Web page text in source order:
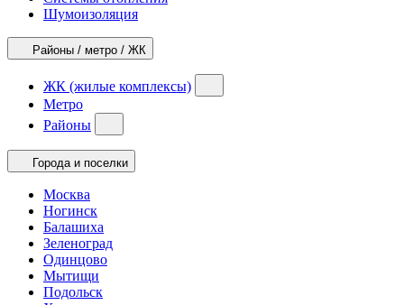
Шумоизоляция
Районы / метро / ЖК
ЖК (жилые комплексы)
Метро
Районы
Города и поселки
Москва
Ногинск
Балашиха
Зеленоград
Одинцово
Мытищи
Подольск